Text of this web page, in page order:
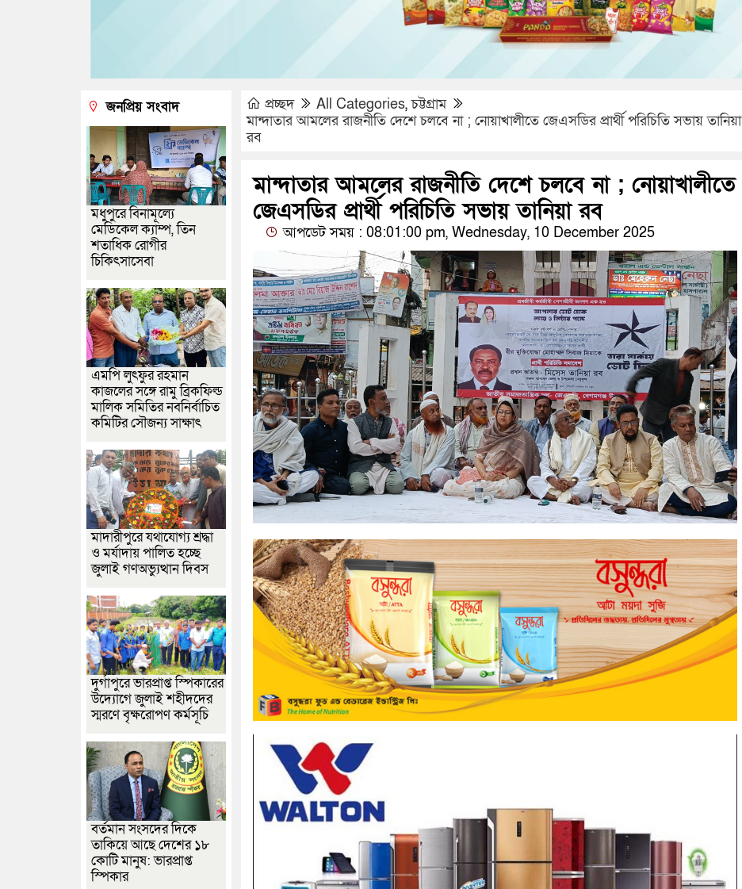
প্রচ্ছদ All Categories,চট্টগ্রাম
মান্দাতার আমলের রাজনীতি দেশে চলবে না ; নোয়াখালীতে জেএসডির প্রার্থী পরিচিতি সভায় তানিয়া
রব
মান্দাতার আমলের রাজনীতি দেশে চলবে না ; নোয়াখালীতে
জেএসডির প্রার্থী পরিচিতি সভায় তানিয়া রব
আপডেট সময় : 08:01:00 pm, Wednesday, 10 December 2025
জনপ্রিয় সংবাদ
মধুপুরে বিনামূল্যে
মেডিকেল ক্যাম্প, তিন
শতাধিক রোগীর
চিকিৎসাসেবা
এমপি লুৎফুর রহমান
কাজলের সঙ্গে রামু ব্রিকফিল্ড
মালিক সমিতির নবনির্বাচিত
কমিটির সৌজন্য সাক্ষাৎ
মাদারীপুরে যথাযোগ্য শ্রদ্ধা
ও মর্যাদায় পালিত হচ্ছে
জুলাই গণঅভ্যুত্থান দিবস
দুর্গাপুরে ভারপ্রাপ্ত স্পিকারের
উদ্যোগে জুলাই শহীদদের
স্মরণে বৃক্ষরোপণ কর্মসূচি
বর্তমান সংসদের দিকে
তাকিয়ে আছে দেশের ১৮
কোটি মানুষ: ভারপ্রাপ্ত
স্পিকার